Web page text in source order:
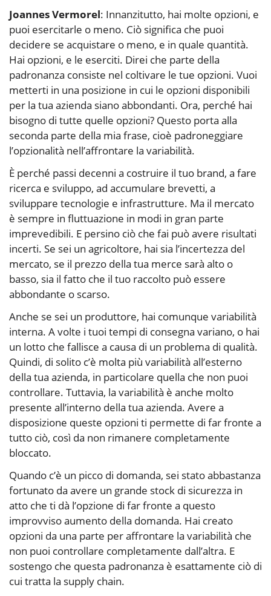
Joannes Vermorel: Innanzitutto, hai molte opzioni, e
puoi esercitarle o meno. Ciò significa che puoi
decidere se acquistare o meno, e in quale quantità.
Hai opzioni, e le eserciti. Direi che parte della
padronanza consiste nel coltivare le tue opzioni. Vuoi
metterti in una posizione in cui le opzioni disponibili
per la tua azienda siano abbondanti. Ora, perché hai
bisogno di tutte quelle opzioni? Questo porta alla
seconda parte della mia frase, cioè padroneggiare
l’opzionalità nell’affrontare la variabilità.
È perché passi decenni a costruire il tuo brand, a fare
ricerca e sviluppo, ad accumulare brevetti, a
sviluppare tecnologie e infrastrutture. Ma il mercato
è sempre in fluttuazione in modi in gran parte
imprevedibili. E persino ciò che fai può avere risultati
incerti. Se sei un agricoltore, hai sia l’incertezza del
mercato, se il prezzo della tua merce sarà alto o
basso, sia il fatto che il tuo raccolto può essere
abbondante o scarso.
Anche se sei un produttore, hai comunque variabilità
interna. A volte i tuoi tempi di consegna variano, o hai
un lotto che fallisce a causa di un problema di qualità.
Quindi, di solito c’è molta più variabilità all’esterno
della tua azienda, in particolare quella che non puoi
controllare. Tuttavia, la variabilità è anche molto
presente all’interno della tua azienda. Avere a
disposizione queste opzioni ti permette di far fronte a
tutto ciò, così da non rimanere completamente
bloccato.
Quando c’è un picco di domanda, sei stato abbastanza
fortunato da avere un grande stock di sicurezza in
atto che ti dà l’opzione di far fronte a questo
improvviso aumento della domanda. Hai creato
opzioni da una parte per affrontare la variabilità che
non puoi controllare completamente dall’altra. E
sostengo che questa padronanza è esattamente ciò di
cui tratta la supply chain.